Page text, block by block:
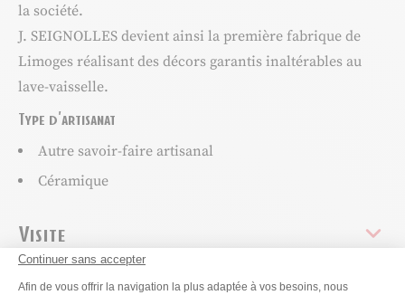
Continuer sans accepter
Plateforme de Gestion du
Afin de vous offrir la navigation la plus adaptée à vos besoins, nous
la société.
J. SEIGNOLLES devient ainsi la première fabrique de
Limoges réalisant des décors garantis inaltérables au
lave-vaisselle.
Type d'artisanat
Autre savoir-faire artisanal
Céramique
Visite